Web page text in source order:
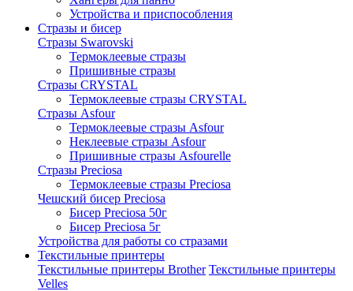
Устройства и приспособления
Стразы и бисер
Стразы Swarovski
Термоклеевые стразы
Пришивные стразы
Стразы CRYSTAL
Термоклеевые стразы CRYSTAL
Стразы Asfour
Термоклеевые стразы Asfour
Неклеевые стразы Asfour
Пришивные стразы Asfourelle
Стразы Preciosa
Термоклеевые стразы Preciosa
Чешский бисер Preciosa
Бисер Preciosa 50г
Бисер Preciosa 5г
Устройства для работы со стразами
Текстильные принтеры
Текстильные принтеры Brother Текстильные принтеры
Velles